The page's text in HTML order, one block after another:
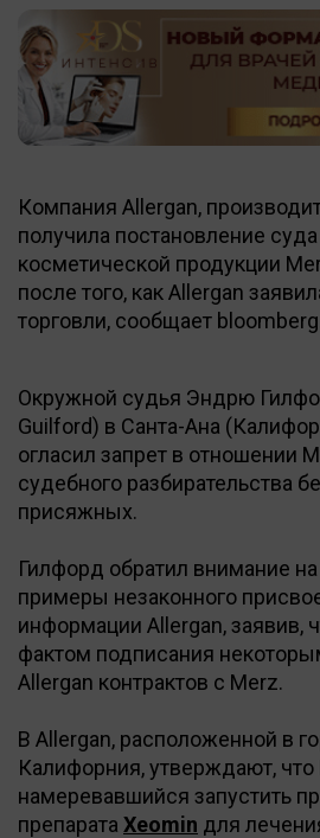
Компания Allergan,
получила постановление
косметической продукции
после того, как Allergan
торговли, сообщает
Окружной судья Эндрю
Guilford) в Санта-Ана
огласил запрет в отношении
судебного разбирательства
присяжных.
Гилфорд обратил внимание
примеры незаконного
информации Allergan, заявив,
фактом подписания
Allergan контрактов с Merz.
В Allergan, расположенной в
Калифорния, утверждают, что
намеревавшийся запустить
препарата Xeomin для